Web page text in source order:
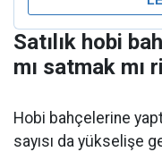
Satılık hobi
mı satmak mı
Hobi bahçelerine
sayısı da yükselişe